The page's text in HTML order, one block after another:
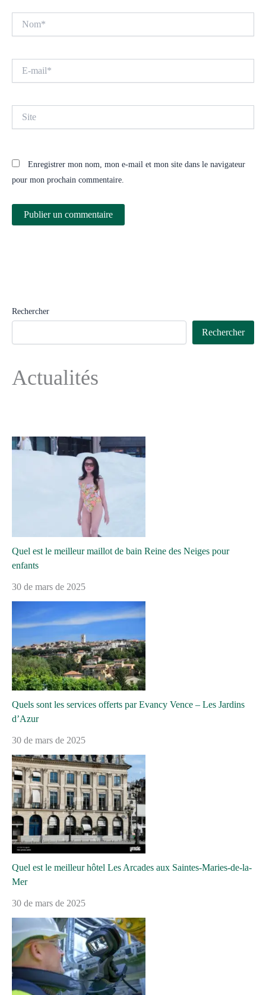
mail*
Enregistrer mon nom, mon e-mail et mon site dans le navigateur
pour mon prochain commentaire.
Rechercher
Rechercher
Actualités
Quel est le meilleur maillot de bain Reine des Neiges pour
enfants
30 de mars de 2025
Quels sont les services offerts par Evancy Vence – Les Jardins
d’Azur
30 de mars de 2025
Quel est le meilleur hôtel Les Arcades aux Saintes-Maries-de-la-
Mer
30 de mars de 2025